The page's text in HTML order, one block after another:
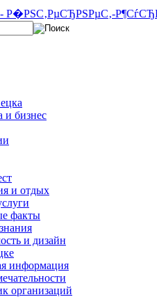
и бизнес
и отдых
факты
и дизайн
информация
организаций